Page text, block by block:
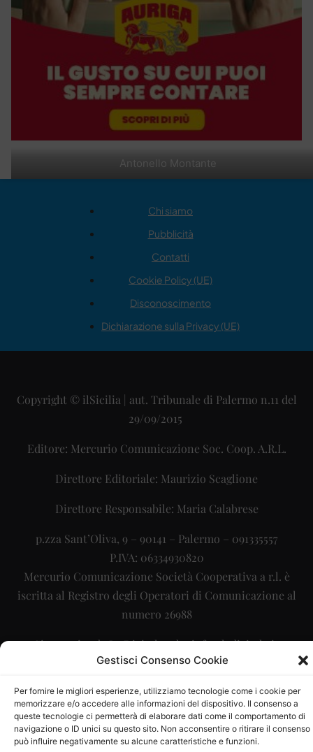
Gestisci Consenso Cookie
Per fornire le migliori esperienze, utilizziamo tecnologie come i cookie per
memorizzare e/o accedere alle informazioni del dispositivo. Il consenso a
queste tecnologie ci permetterà di elaborare dati come il comportamento di
navigazione o ID unici su questo sito. Non acconsentire o ritirare il consenso
può influire negativamente su alcune caratteristiche e funzioni.
Antonello Montante
Chi siamo
Pubblicità
Contatti
Cookie Policy (UE)
Disconoscimento
Dichiarazione sulla Privacy (UE)
Copyright © ilSicilia | aut. Tribunale di Palermo n.11 del
29/09/2015
Editore: Mercurio Comunicazione Soc. Coop. A.R.L.
Direttore Editoriale: Maurizio Scaglione
Direttore Responsabile: Maria Calabrese
p.zza Sant’Oliva, 9 – 90141 – Palermo – 091335557
P.IVA: 06334930820
Mercurio Comunicazione Società Cooperativa a r.l. è
iscritta al Registro degli Operatori di Comunicazione al
numero 26988
Sito gestito daLa Digitale srl–info@ladigitale.it